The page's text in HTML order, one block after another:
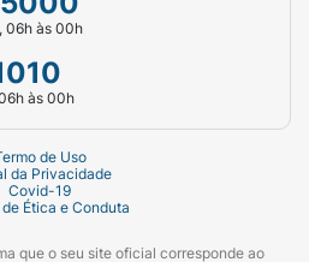
06h às 00h
às 00h
de Uso
da Privacidade
Covid-19
Ética e Conduta
que o seu site oficial corresponde ao